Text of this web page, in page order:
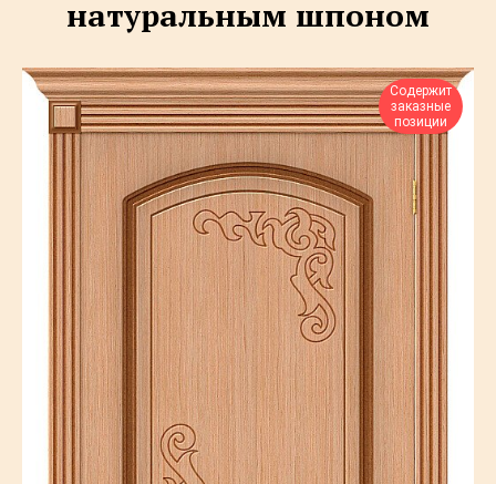
натуральным шпоном
Содержит
заказные
позиции